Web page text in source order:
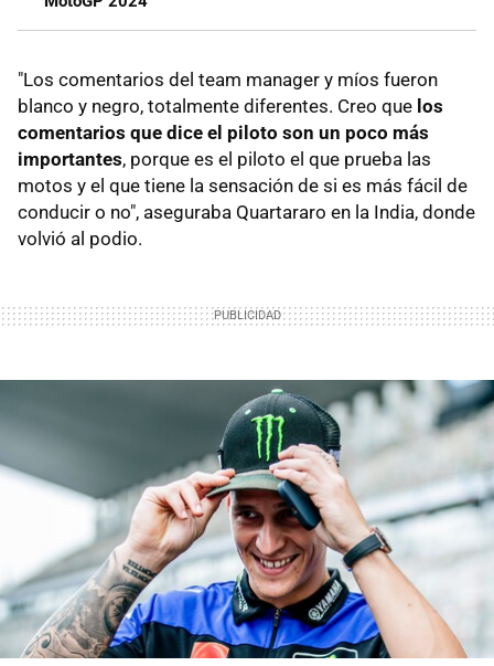
"Los comentarios del team manager y míos fueron
blanco y negro, totalmente diferentes. Creo que los
comentarios que dice el piloto son un poco más
importantes, porque es el piloto el que prueba las
motos y el que tiene la sensación de si es más fácil de
conducir o no", aseguraba Quartararo en la India, donde
volvió al podio.